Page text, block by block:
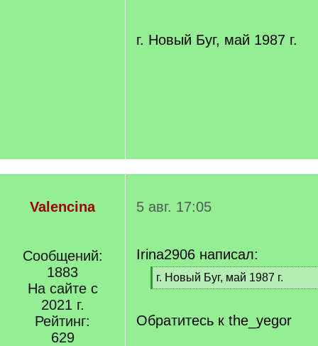
г. Новый Буг, май 1987 г.
Valencina
Сообщений:
1883
На сайте с
2021 г.
Рейтинг:
629
5 авг. 17:05
Irina2906 написал:
[
q
г. Новый Буг, май 1987 г.
[
q
]
Обратитесь к the_yegor